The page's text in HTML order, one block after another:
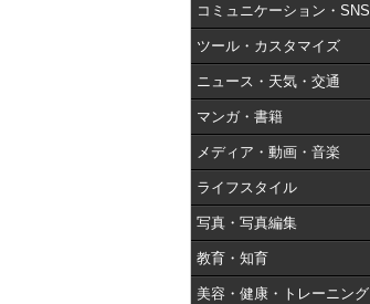
コミュニケーション・SNS
ツール・カスタマイズ
ニュース・天気・交通
マンガ・書籍
メディア・動画・音楽
ライフスタイル
写真・写真編集
教育・知育
美容・健康・トレーニング